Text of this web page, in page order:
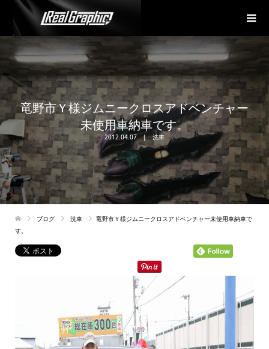
竜野市Ｙ様ジムニークロスアドベンチャー
未使用車納車です。
2012.04.07 洗車
ブログ 洗車
竜野市Ｙ様ジムニークロスアドベンチャー未使用車納車で
す。